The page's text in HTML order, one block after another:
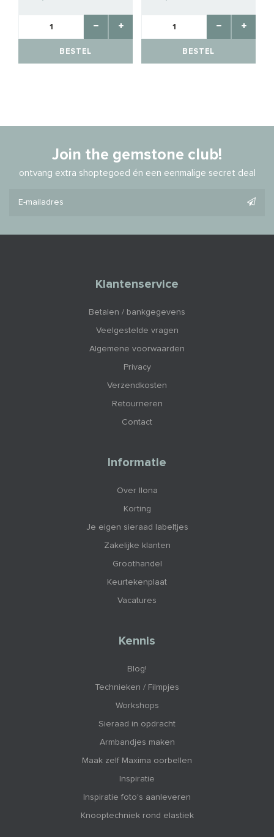
BESTEL BESTEL
Join the gemstone club!
ontvang extra shoptegoed én een eenmalige secret deal
Klantenservice
Betalen / bankgegevens
Veelgestelde vragen
Algemene voorwaarden
Privacy
Verzendkosten
Retourneren
Contact
Informatie
Over Ilona
Korting
Je eigen sieraad labeltjes
Zakelijke klanten
Groothandel
Keurtekenplaat
Vacatures
Kennis
Blog!
Technieken / Filmpjes
Workshops
Sieraad in opdracht
Armbandjes maken
Maak zelf Maxima oorbellen
Inspiratie
Inspiratie foto's aanleveren
Knooptechniek rond elastiek